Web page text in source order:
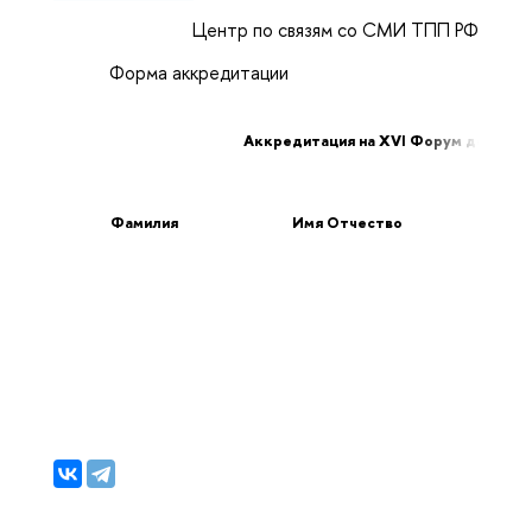
Центр по связям со СМИ ТПП РФ
Форма аккредитации
Аккредитация на XVI Форум
Фамилия Имя Отчество